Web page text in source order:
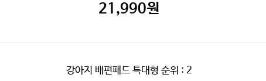
21,990원
강아지 배편패드 특대형 순위 : 2